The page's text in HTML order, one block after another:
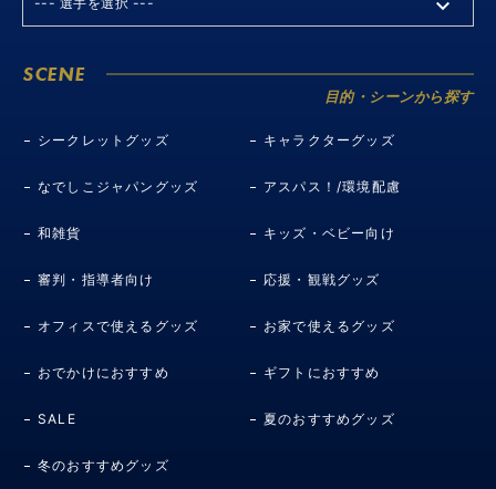
SCENE
目的・シーンから探す
シークレットグッズ キャラクターグッズ
なでしこジャパングッズ アスパス！/環境配慮
和雑貨 キッズ・ベビー向け
審判・指導者向け 応援・観戦グッズ
オフィスで使えるグッズ お家で使えるグッズ
おでかけにおすすめ ギフトにおすすめ
SALE 夏のおすすめグッズ
冬のおすすめグッズ